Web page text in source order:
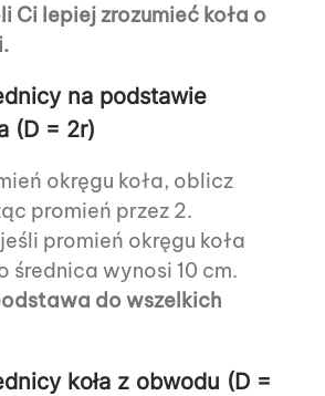
Ci lepiej zrozumieć koła o
na podstawie
(D = 2r)
okręgu koła, oblicz
promień przez 2.
promień okręgu koła
średnica wynosi 10 cm.
do wszelkich
koła z obwodu (D =